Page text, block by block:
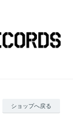
ショップへ戻る